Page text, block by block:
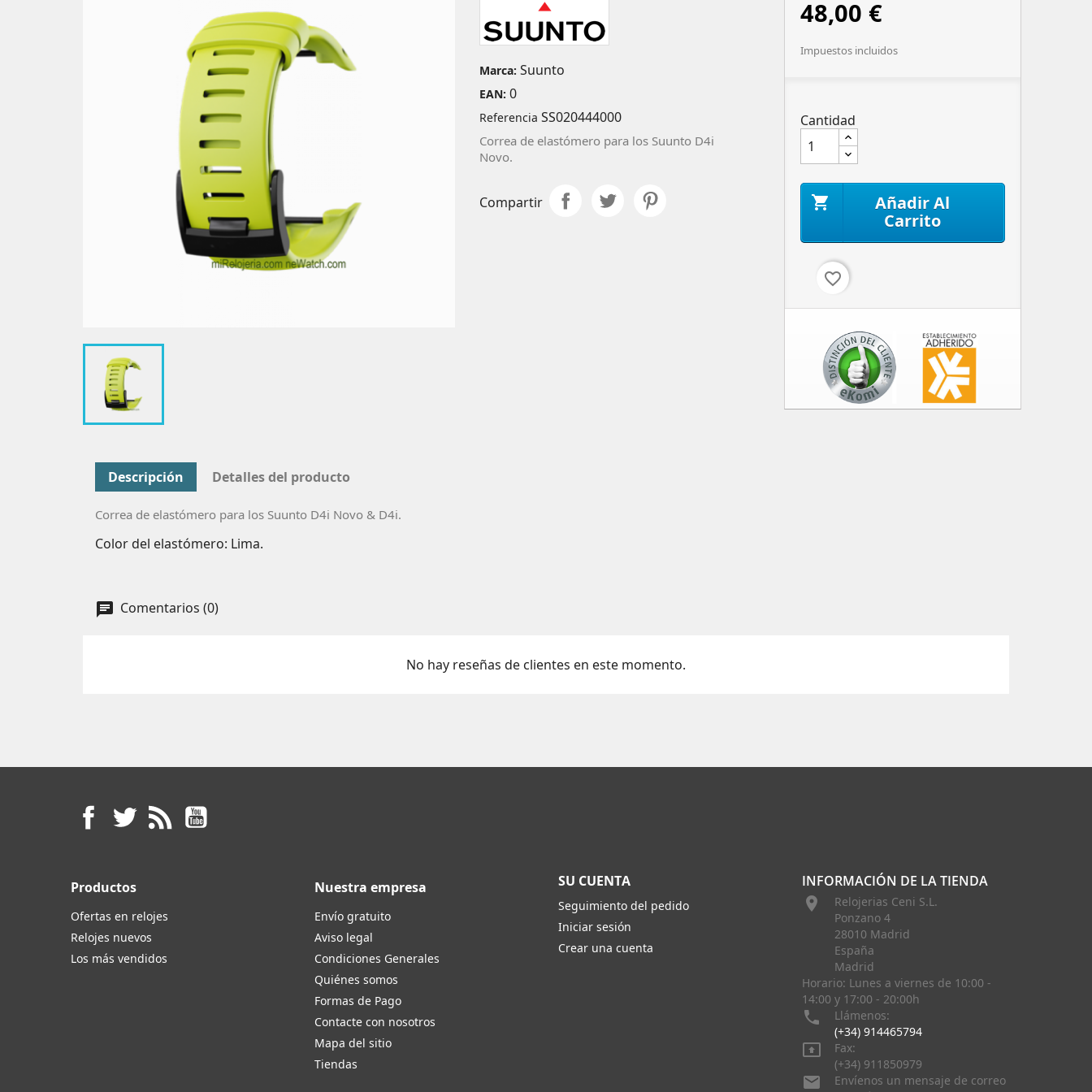
Marca: Suunto
EAN: 0
Referencia SS020444000
Correa de elastómero para los Suunto D4i
Novo.
Compartir
48,00 €
Impuestos incluidos
Cantidad

Añadir Al
Carrito
favorite_border
Descripción Detalles del producto
Correa de elastómero para los Suunto D4i Novo & D4i.
Color del elastómero: Lima.
Comentarios (0)
No hay reseñas de clientes en este momento.
Facebook
Twitter Rss
Productos
Ofertas en relojes
Relojes nuevos
Los más vendidos
Nuestra empresa
Envío gratuito
Aviso legal
Condiciones Generales
Quiénes somos
Formas de Pago
Contacte con nosotros
Mapa del sitio
Tiendas
SU CUENTA
Seguimiento del pedido
Iniciar sesión
Crear una cuenta
INFORMACIÓN DE LA TIENDA

Relojerias Ceni S.L.
Ponzano 4
28010 Madrid
España
Madrid
Horario: Lunes a viernes de 10:00 -
14:00 y 17:00 - 20:00h

Llámenos:
(+34) 914465794

Fax:
(+34) 911850979

Envíenos un mensaje de correo